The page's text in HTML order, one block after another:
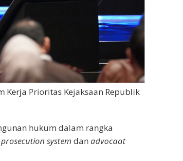
Kerja Prioritas Kejaksaan Republik
hukum dalam rangka
system dan advocaat